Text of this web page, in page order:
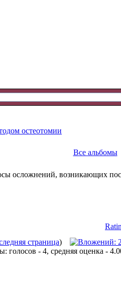
остеотомии
Все альбомы
осложнений, возникающих
страница)